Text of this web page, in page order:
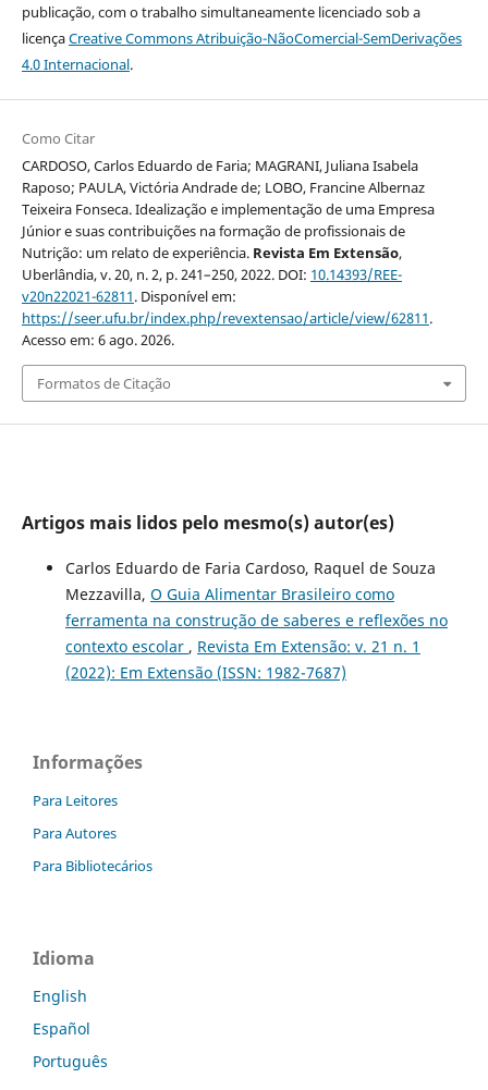
publicação, com o trabalho simultaneamente licenciado sob a
licençaCreative Commons Atribuição-NãoComercial-SemDerivações
4.0 Internacional.
Como Citar
CARDOSO, Carlos Eduardo de Faria; MAGRANI, Juliana Isabela
Raposo; PAULA, Victória Andrade de; LOBO, Francine Albernaz
Teixeira Fonseca. Idealização e implementação de uma Empresa
Júnior e suas contribuições na formação de profissionais de
Nutrição: um relato de experiência. Revista Em Extensão,
Uberlândia, v. 20, n. 2, p. 241–250, 2022. DOI: 10.14393/REE-
v20n22021-62811. Disponível em:
https://seer.ufu.br/index.php/revextensao/article/view/62811.
Acesso em: 6 ago. 2026.
Formatos de Citação
Artigos mais lidos pelo mesmo(s) autor(es)
Carlos Eduardo de Faria Cardoso, Raquel de Souza
Mezzavilla, O Guia Alimentar Brasileiro como
ferramenta na construção de saberes e reflexões no
contexto escolar , Revista Em Extensão: v. 21 n. 1
(2022): Em Extensão (ISSN: 1982-7687)
Informações
Para Leitores
Para Autores
Para Bibliotecários
Idioma
English
Español
Português